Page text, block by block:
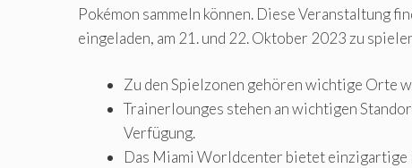
Pokémon sammeln können. Diese Veranstaltung
eingeladen, am 21. und 22. Oktober 2023 zu
Zu den Spielzonen gehören wichtige Orte
Trainerlounges stehen an wichtigen
Verfügung.
Das Miami Worldcenter bietet einzigartige